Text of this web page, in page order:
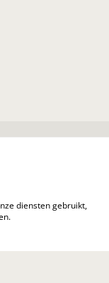
diensten gebruikt,